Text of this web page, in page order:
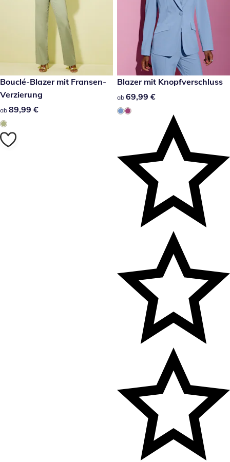
89,99 €
Bouclé-Blazer mit Fransen-
Verzierung
89,99 €
ab 89,99 €
69,99 €
Blazer mit Knopfverschluss
69,99 €
ab 69,99 €